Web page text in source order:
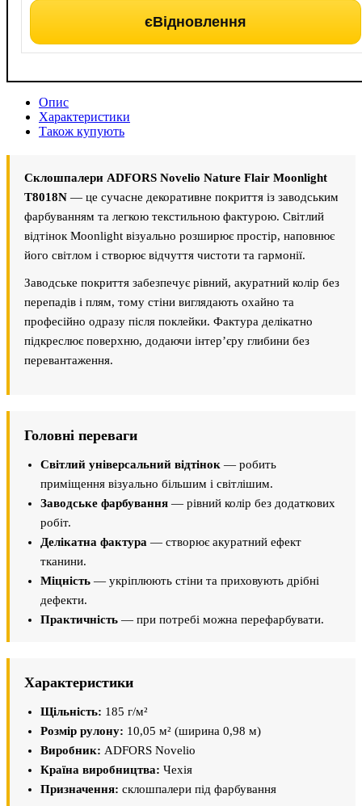
єВідновлення
Опис
Характеристики
Також купують
Склошпалери ADFORS Novelio Nature Flair Moonlight
T8018N — це сучасне декоративне покриття із заводським
фарбуванням та легкою текстильною фактурою. Світлий
відтінок Moonlight візуально розширює простір, наповнює
його світлом і створює відчуття чистоти та гармонії.
Заводське покриття забезпечує рівний, акуратний колір без
перепадів і плям, тому стіни виглядають охайно та
професійно одразу після поклейки. Фактура делікатно
підкреслює поверхню, додаючи інтер’єру глибини без
перевантаження.
Головні переваги
Світлий універсальний відтінок — робить
приміщення візуально більшим і світлішим.
Заводське фарбування — рівний колір без додаткових
робіт.
Делікатна фактура — створює акуратний ефект
тканини.
Міцність — укріплюють стіни та приховують дрібні
дефекти.
Практичність — при потребі можна перефарбувати.
Характеристики
Щільність: 185 г/м²
Розмір рулону: 10,05 м² (ширина 0,98 м)
Виробник: ADFORS Novelio
Країна виробництва: Чехія
Призначення: склошпалери під фарбування